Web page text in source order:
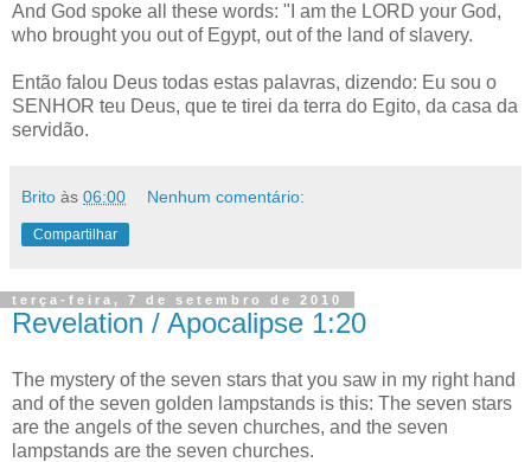
And God spoke all these words: "I am the LORD your God,
who brought you out of Egypt, out of the land of slavery.
Então falou Deus todas estas palavras, dizendo: Eu sou o
SENHOR teu Deus, que te tirei da terra do Egito, da casa da
servidão.
Brito às 06:00 Nenhum comentário:
Compartilhar
terça-feira, 7 de setembro de 2010
Revelation / Apocalipse 1:20
The mystery of the seven stars that you saw in my right hand
and of the seven golden lampstands is this: The seven stars
are the angels of the seven churches, and the seven
lampstands are the seven churches.